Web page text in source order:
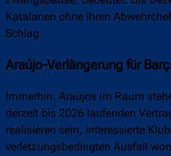
Katalanen ohne ihren
Schlag.
Araújo-Verlängerung für
Immerhin: Araújos im Raum
derzeit bis 2026 laufenden
realisieren sein, interessierte
verletzungsbedingten Ausfall